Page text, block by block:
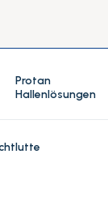
Protan
Hallenlösungen